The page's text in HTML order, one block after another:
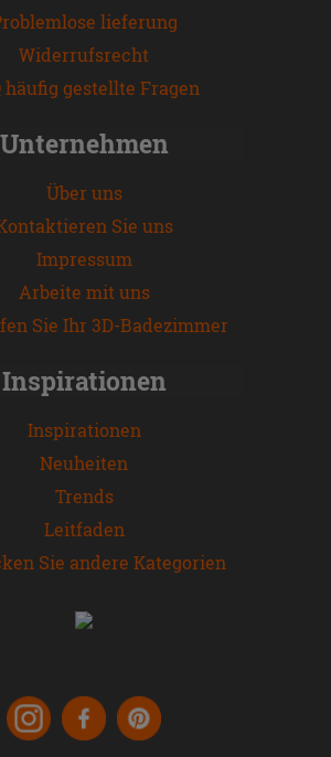
lieferung
Widerrufsrecht
häufig gestellte Fragen
Unternehmen
Über uns
Sie uns
Impressum
Arbeite mit uns
Sie Ihr 3D-Badezimmer
Inspirationen
Inspirationen
Neuheiten
Trends
Leitfaden
Sie andere Kategorien